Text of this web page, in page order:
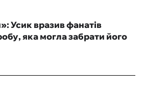
Усик вразив фанатів
яка могла забрати його